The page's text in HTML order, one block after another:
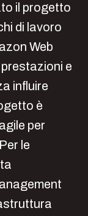
il progetto
di lavoro
Web
e
influire
è
per
le